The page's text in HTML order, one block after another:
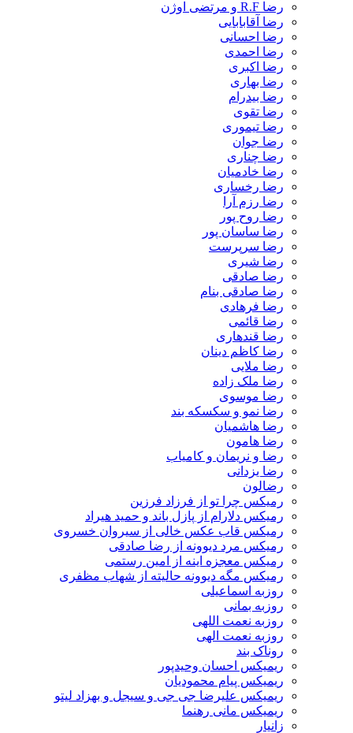
رضا آقابابایی
رضا احسانی
رضا احمدی
رضا اکبری
رضا بهاری
رضا بیدرام
رضا تقوی
رضا تیموری
رضا جوان
رضا چناری
رضا خادمیان
رضا رخساری
رضا رزم آرا
رضا روح پور
رضا ساسان پور
رضا سرپرست
رضا شیری
رضا صادقی
رضا صادقی بنام
رضا فرهادی
رضا قائمی
رضا قندهاری
رضا کاظم دینان
رضا ملایی
رضا ملک زاده
رضا موسوی
رضا نمو و سکسکه بند
رضا هاشمیان
رضا هامون
رضا و نریمان و کامیاب
رضا یزدانی
رضالون
رمیکس چرا تو از فرزاد فرزین
رمیکس دلارام از پازل باند و حمید هیراد
رمیکس قاب عکس خالی از سیروان خسروی
رمیکس مرد دیوونه از رضا صادقی
رمیکس معجزه اینه از امین رستمی
رمیکس مگه دیوونه حالیته از شهاب مظفری
روزبه اسماعیلی
روزبه بمانی
روزبه نعمت اللهی
روزبه نعمت الهی
روناک بند
ریمیکس احسان وحیدپور
ریمیکس پیام محمودیان
ریمیکس علیرضا جی جی و سیجل و بهزاد لیتو
ریمیکس مانی رهنما